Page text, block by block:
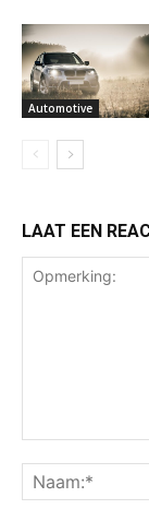
Automotive
LAAT EEN